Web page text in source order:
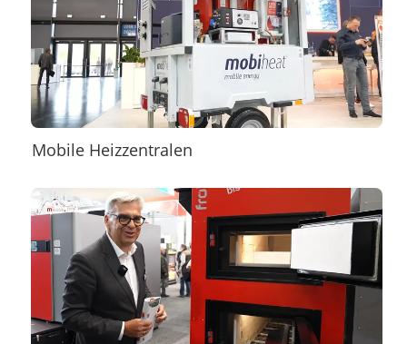
Mobile Heizzentralen